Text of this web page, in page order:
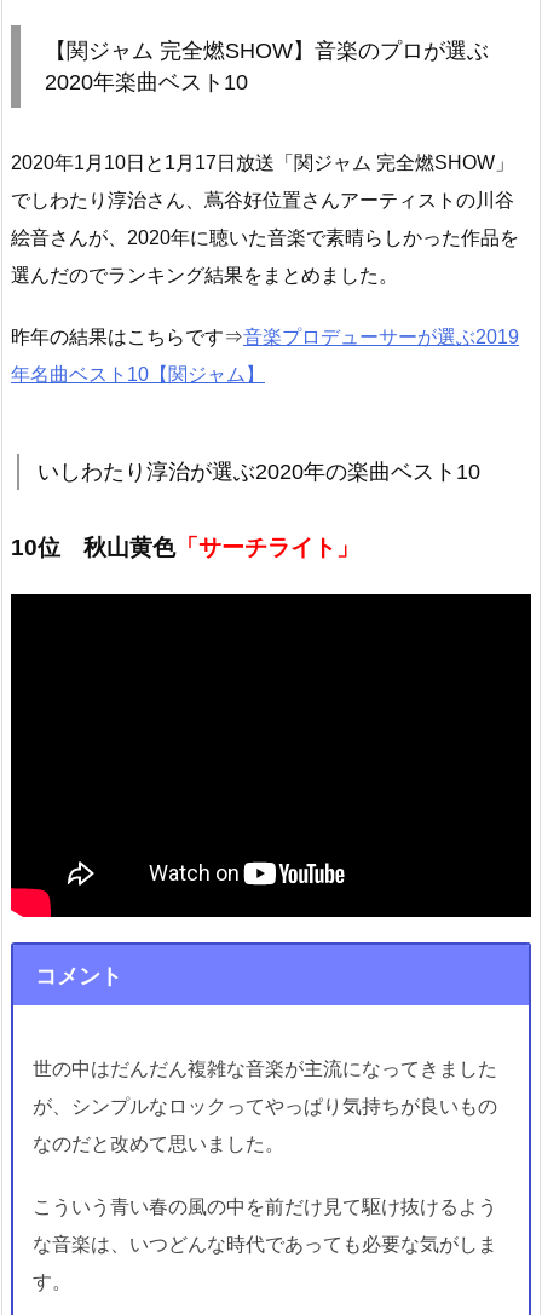
【関ジャム 完全燃SHOW】音楽のプロが選ぶ
2020年楽曲ベスト10
2020年1月10日と1月17日放送「関ジャム 完全燃SHOW」
でしわたり淳治さん、蔦谷好位置さんアーティストの川谷
絵音さんが、2020年に聴いた音楽で素晴らしかった作品を
選んだのでランキング結果をまとめました。
昨年の結果はこちらです⇒音楽プロデューサーが選ぶ2019
年名曲ベスト10【関ジャム】
いしわたり淳治が選ぶ2020年の楽曲ベスト10
10位 秋山黄色「サーチライト」
コメント
世の中はだんだん複雑な音楽が主流になってきました
が、シンプルなロックってやっぱり気持ちが良いもの
なのだと改めて思いました。
こういう青い春の風の中を前だけ見て駆け抜けるよう
な音楽は、いつどんな時代であっても必要な気がしま
す。